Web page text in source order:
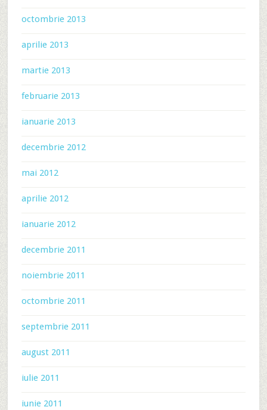
octombrie 2013
aprilie 2013
martie 2013
februarie 2013
ianuarie 2013
decembrie 2012
mai 2012
aprilie 2012
ianuarie 2012
decembrie 2011
noiembrie 2011
octombrie 2011
septembrie 2011
august 2011
iulie 2011
iunie 2011